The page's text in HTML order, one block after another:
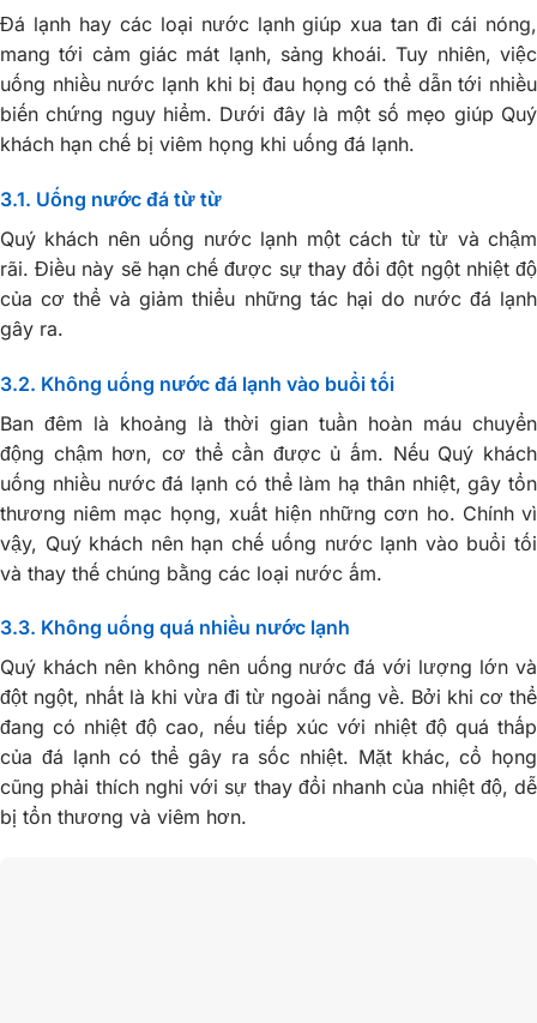
Đá lạnh hay các loại nước lạnh giúp xua tan đi cái nóng,
mang tới cảm giác mát lạnh, sảng khoái. Tuy nhiên, việc
uống nhiều nước lạnh khi bị đau họng có thể dẫn tới nhiều
biến chứng nguy hiểm. Dưới đây là một số mẹo giúp Quý
khách hạn chế bị viêm họng khi uống đá lạnh.
3.1. Uống nước đá từ từ
Quý khách nên uống nước lạnh một cách từ từ và chậm
rãi. Điều này sẽ hạn chế được sự thay đổi đột ngột nhiệt độ
của cơ thể và giảm thiểu những tác hại do nước đá lạnh
gây ra.
3.2. Không uống nước đá lạnh vào buổi tối
Ban đêm là khoảng là thời gian tuần hoàn máu chuyển
động chậm hơn, cơ thể cần được ủ ấm. Nếu Quý khách
uống nhiều nước đá lạnh có thể làm hạ thân nhiệt, gây tổn
thương niêm mạc họng, xuất hiện những cơn ho. Chính vì
vậy, Quý khách nên hạn chế uống nước lạnh vào buổi tối
và thay thế chúng bằng các loại nước ấm.
3.3. Không uống quá nhiều nước lạnh
Quý khách nên không nên uống nước đá với lượng lớn và
đột ngột, nhất là khi vừa đi từ ngoài nắng về. Bởi khi cơ thể
đang có nhiệt độ cao, nếu tiếp xúc với nhiệt độ quá thấp
của đá lạnh có thể gây ra sốc nhiệt. Mặt khác, cổ họng
cũng phải thích nghi với sự thay đổi nhanh của nhiệt độ, dễ
bị tổn thương và viêm hơn.